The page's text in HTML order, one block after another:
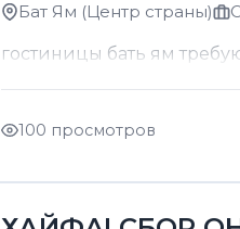
Бат Ям (Центр страны)
гостиницы бать ям
100 просмотров